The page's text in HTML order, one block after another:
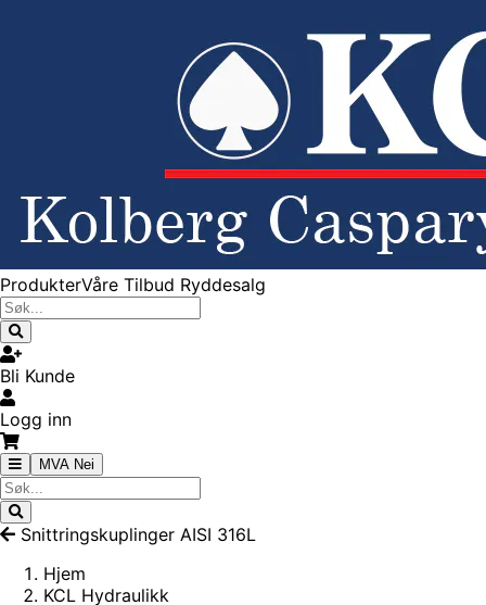
ProdukterVåre Tilbud Ryddesalg
Bli Kunde
Logg inn
MVA Nei
Snittringskuplinger AISI 316L
Hjem
KCL Hydraulikk